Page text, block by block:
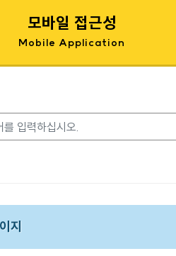
모바일 접근성
Mobile Application
지